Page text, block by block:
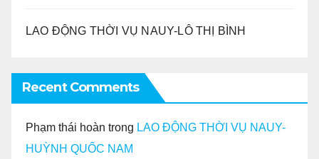
LAO ĐỘNG THỜI VỤ NAUY-LÔ THỊ BÌNH
Recent Comments
Phạm thái hoàn trong LAO ĐỘNG THỜI VỤ NAUY-
HUỲNH QUỐC NAM